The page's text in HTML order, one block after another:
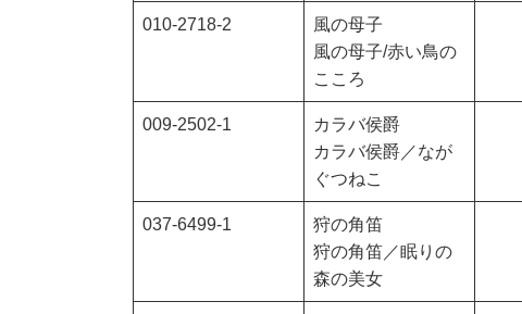
010-2718-2
風の母子
風の母子/赤い鳥の
こころ
009-2502-1
カラバ侯爵
カラバ侯爵／なが
ぐつねこ
037-6499-1
狩の角笛
狩の角笛／眠りの
森の美女